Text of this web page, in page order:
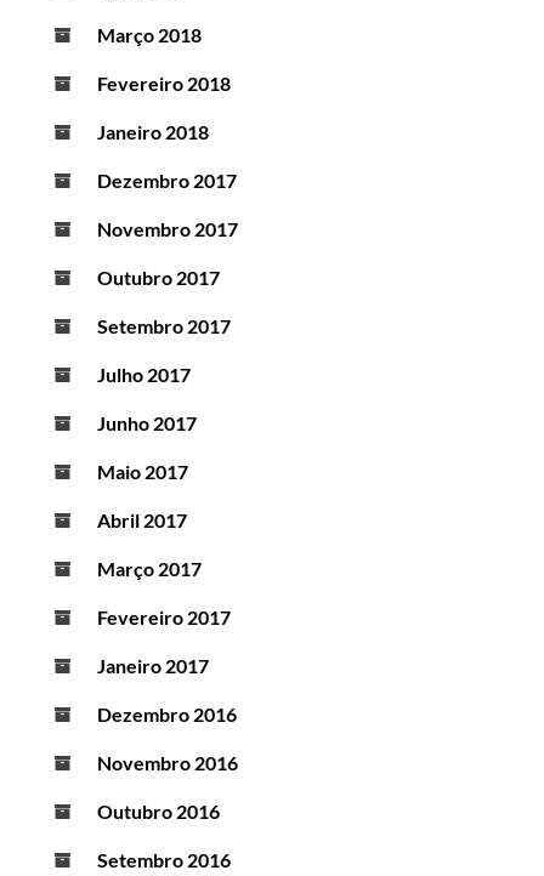
Março 2018
Fevereiro 2018
Janeiro 2018
Dezembro 2017
Novembro 2017
Outubro 2017
Setembro 2017
Julho 2017
Junho 2017
Maio 2017
Abril 2017
Março 2017
Fevereiro 2017
Janeiro 2017
Dezembro 2016
Novembro 2016
Outubro 2016
Setembro 2016